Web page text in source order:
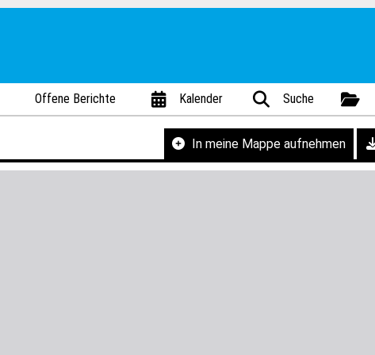
Offene Berichte Kalender Suche
In meine Mappe aufnehmen